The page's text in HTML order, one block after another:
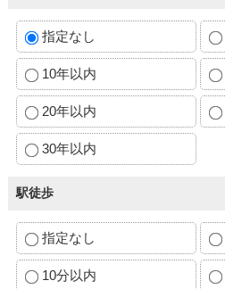
指定なし
10年以内
20年以内
30年以内
駅徒歩
指定なし
10分以内